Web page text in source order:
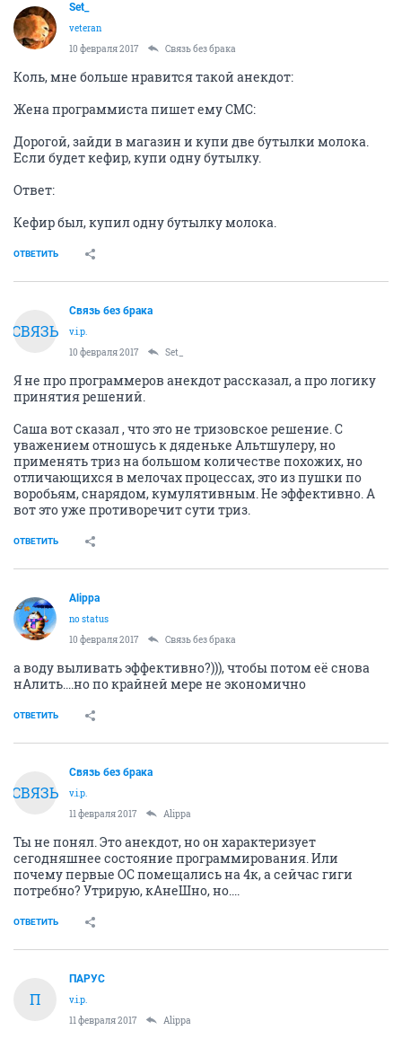
Set_
veteran
10 февраля 2017
Связь без брака
Коль, мне больше нравится такой анекдот:
Жена программиста пишет ему СМС:
Дорогой, зайди в магазин и купи две бутылки молока.
Если будет кефир, купи одну бутылку.
Ответ:
Кефир был, купил одну бутылку молока.
ОТВЕТИТЬ
СВЯЗЬ
Связь без брака
v.i.p.
10 февраля 2017
Set_
Я не про программеров анекдот рассказал, а про логику
принятия решений.
Саша вот сказал , что это не тризовское решение. С
уважением отношусь к дяденьке Альтшулеру, но
применять триз на большом количестве похожих, но
отличающихся в мелочах процессах, это из пушки по
воробьям, снарядом, кумулятивным. Не эффективно. А
вот это уже противоречит сути триз.
ОТВЕТИТЬ
Alippa
no status
10 февраля 2017
Связь без брака
а воду выливать эффективно?))), чтобы потом её снова
нАлить....но по крайней мере не экономично
ОТВЕТИТЬ
СВЯЗЬ
Связь без брака
v.i.p.
11 февраля 2017
Alippa
Ты не понял. Это анекдот, но он характеризует
сегодняшнее состояние программирования. Или
почему первые ОС помещались на 4к, а сейчас гиги
потребно? Утрирую, кАнеШно, но....
ОТВЕТИТЬ
П
ПАРУС
v.i.p.
11 февраля 2017
Alippa